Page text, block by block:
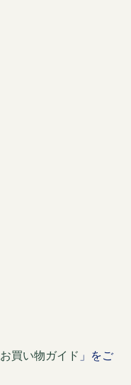
お買い物ガイド 」をご